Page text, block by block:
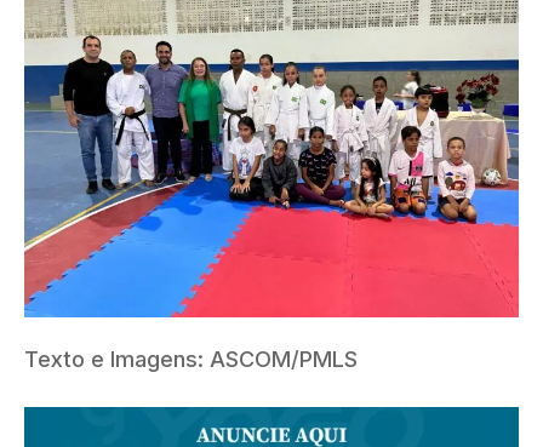
Texto e Imagens: ASCOM/PMLS